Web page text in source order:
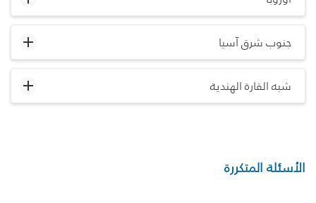
جنوب شرق آسيا
شبه القارة الهندية
الأسئلة المتكررة